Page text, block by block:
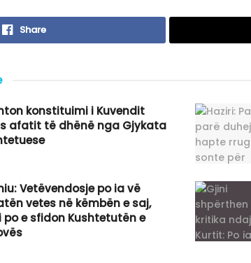
Share
konstituimi i Kuvendit
afatit të dhënë nga Gjykata
Vetëvendosje po ia vë
vetes në këmbën e saj,
po e sfidon Kushtetutën e